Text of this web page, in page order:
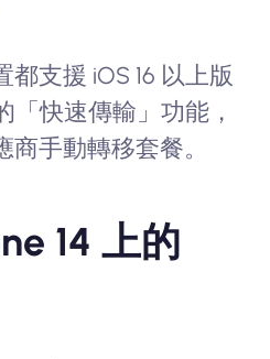
支援 iOS 16 以上版
「快速傳輸」功能，
手動轉移套餐。
14 上的